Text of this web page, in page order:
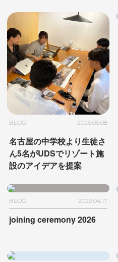
BLOG 2026.06.08
名古屋の中学校より生徒さ
ん5名がUDSでリゾート施
設のアイデアを提案
BLOG 2026.04.17
joining ceremony 2026